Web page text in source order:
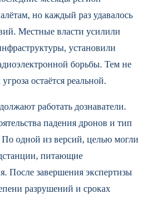
но каждый раз удавалось
Местные власти усилили
установили
борьбы. Тем не
остаётся реальной.
работать дознаватели.
падения дронов и тип
одной из версий, целью могли
питающие
После завершения экспертизы
разрушений и сроках